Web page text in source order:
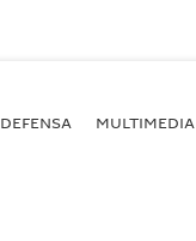
DEFENSA MULTIMEDIA